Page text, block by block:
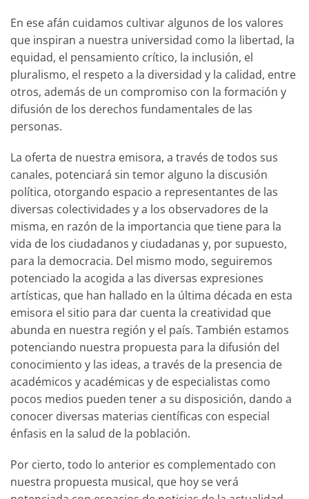
En ese afán cuidamos cultivar algunos de los valores
que inspiran a nuestra universidad como la libertad, la
equidad, el pensamiento crítico, la inclusión, el
pluralismo, el respeto a la diversidad y la calidad, entre
otros, además de un compromiso con la formación y
difusión de los derechos fundamentales de las
personas.
La oferta de nuestra emisora, a través de todos sus
canales, potenciará sin temor alguno la discusión
política, otorgando espacio a representantes de las
diversas colectividades y a los observadores de la
misma, en razón de la importancia que tiene para la
vida de los ciudadanos y ciudadanas y, por supuesto,
para la democracia. Del mismo modo, seguiremos
potenciado la acogida a las diversas expresiones
artísticas, que han hallado en la última década en esta
emisora el sitio para dar cuenta la creatividad que
abunda en nuestra región y el país. También estamos
potenciando nuestra propuesta para la difusión del
conocimiento y las ideas, a través de la presencia de
académicos y académicas y de especialistas como
pocos medios pueden tener a su disposición, dando a
conocer diversas materias científicas con especial
énfasis en la salud de la población.
Por cierto, todo lo anterior es complementado con
nuestra propuesta musical, que hoy se verá